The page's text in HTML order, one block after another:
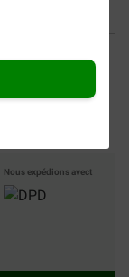
Nous expédions avect